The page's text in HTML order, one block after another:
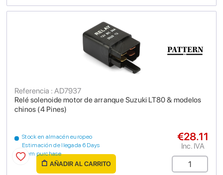
Relé solenoide motor de arranque Suzuki LT80 & modelos
chinos (4 Pines)
Referencia : AD7937
Stock en almacén europeo
Estimación de llegada 6 Days
from purchase
€28.11
Inc. IVA
AÑADIR AL CARRITO